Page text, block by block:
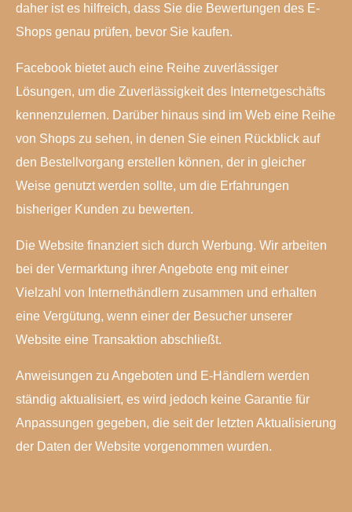
daher ist es hilfreich, dass Sie die Bewertungen des E-
Shops genau prüfen, bevor Sie kaufen.
Facebook bietet auch eine Reihe zuverlässiger
Lösungen, um die Zuverlässigkeit des Internetgeschäfts
kennenzulernen. Darüber hinaus sind im Web eine Reihe
von Shops zu sehen, in denen Sie einen Rückblick auf
den Bestellvorgang erstellen können, der in gleicher
Weise genutzt werden sollte, um die Erfahrungen
bisheriger Kunden zu bewerten.
Die Website finanziert sich durch Werbung. Wir arbeiten
bei der Vermarktung ihrer Angebote eng mit einer
Vielzahl von Internethändlern zusammen und erhalten
eine Vergütung, wenn einer der Besucher unserer
Website eine Transaktion abschließt.
Anweisungen zu Angeboten und E-Händlern werden
ständig aktualisiert, es wird jedoch keine Garantie für
Anpassungen gegeben, die seit der letzten Aktualisierung
der Daten der Website vorgenommen wurden.